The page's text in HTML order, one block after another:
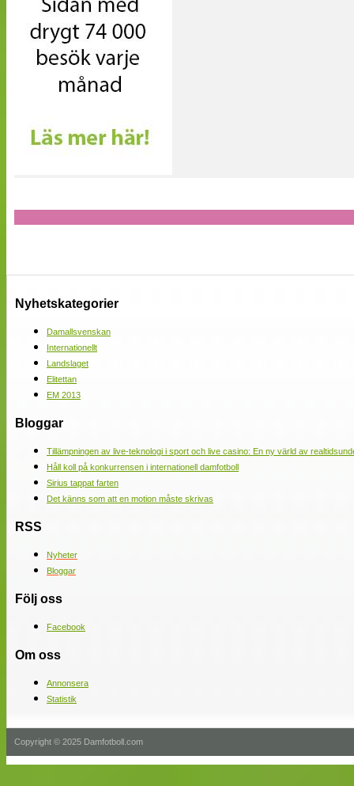
Nyhetskategorier
Damallsvenskan
Internationellt
Landslaget
Elitettan
EM 2013
Bloggar
Tillämpningen av live-teknologi i sport och live casino: En ny värld av
Håll koll på konkurrensen i internationell damfotboll
Sirius tappat farten
Det känns som att en motion måste skrivas
RSS
Nyheter
Bloggar
Följ oss
Facebook
Om oss
Annonsera
Statistik
Copyright © 2025 Damfotboll.com